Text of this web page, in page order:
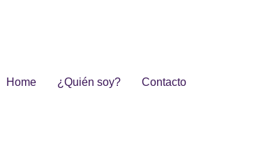
Home ¿Quién soy? Contacto